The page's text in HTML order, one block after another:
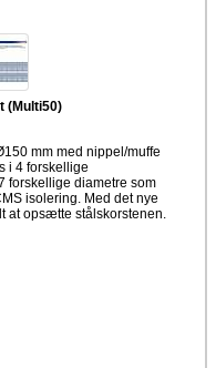
(Multi50)
mm med nippel/muffe
i 4 forskellige
forskellige diametre som
isolering. Med det nye
at opsætte stålskorstenen.